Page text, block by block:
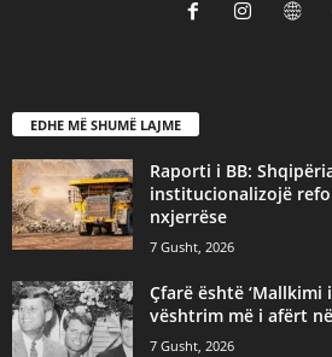
EDHE MË SHUMË LAJME
Raporti i BB:
institucionalizojë
nxjerrëse
7 Gusht, 2026
Çfarë është ‘Mallkimi
vështrim më i afërt
7 Gusht, 2026